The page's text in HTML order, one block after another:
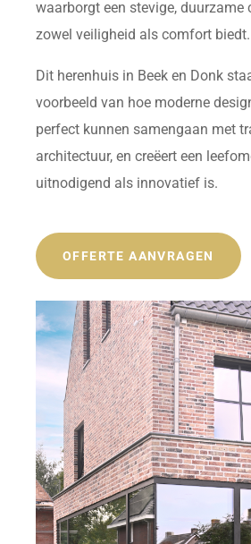
waarborgt een stevige, duurzame
zowel veiligheid als comfort biedt.
Dit herenhuis in Beek en Donk
voorbeeld van hoe moderne
perfect kunnen samengaan met
architectuur, en creëert een
uitnodigend als innovatief is.
OFFERTE AANVRAGEN